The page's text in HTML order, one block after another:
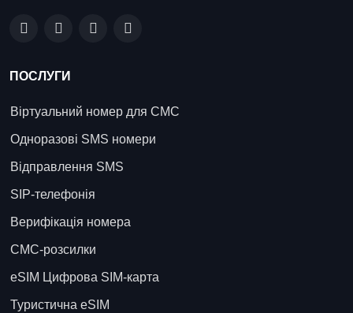
ПОСЛУГИ
Віртуальний номер для СМС
Одноразові SMS номери
Відправлення SMS
SIP-телефонія
Верифікація номера
СМС-розсилки
eSIM Цифрова SIM-карта
Туристична eSIM